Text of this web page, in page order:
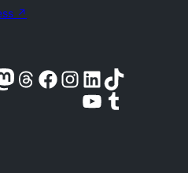
↗
Twitter)de Bluesky
nuestra cuenta de Mastodon
Visita nuestra cuenta de Threads
Visita nuestra página de Facebook
Visita nuestra cuenta de Instagram
Visita nuestra cuenta de LinkedIn
Visita nuestra cuenta de TikTok
Visita nuestro canal de YouTube
Visita nuestra cuenta de Tumblr